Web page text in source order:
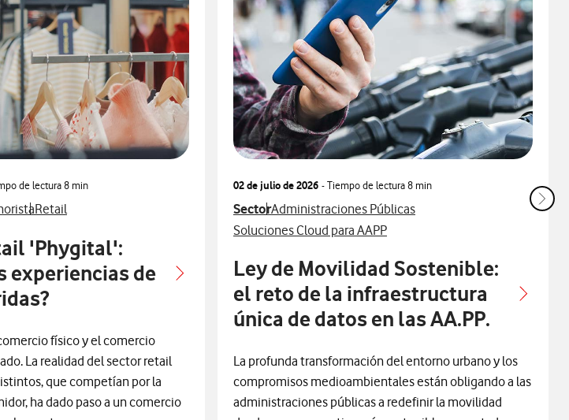
de lectura8 min
con
conVer más artículos con
Retail
'Phygital':
experiencias de
físico y el comercio
La realidad del sector retail
que competían por la
ha dado paso a un comercio
02 de julio de 2026 - Tiempo de lectura8 min
Ver más articulos relacionados con
SectorVer más artículos con
Administraciones Públicas
Ver más artículos con
Soluciones Cloud para AAPP
Ley de Movilidad Sostenible:
el reto de la infraestructura
única de datos en las AA.PP.
La profunda transformación del entorno urbano y los
compromisos medioambientales están obligando a las
administraciones públicas a redefinir la movilidad